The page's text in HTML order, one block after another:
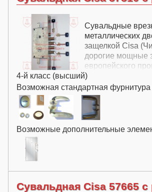
Сувальдные
металлических
защелкой Cisa
дорогие мощные
европейского
4-й класс (высший)